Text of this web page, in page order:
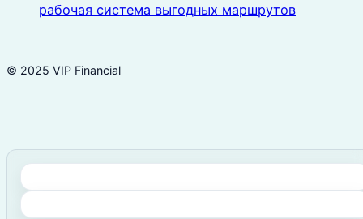
рабочая система выгодных маршрутов
© 2025 VIP Financial